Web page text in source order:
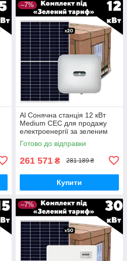
–7%
Al Сонячна станція 12 кВт
Medium СЕС для продажу
електроенергії за зеленим
тарифом та зменшення
споживання
Готово до відправки
261 571 ₴ 281 189 ₴
Купити
–7%